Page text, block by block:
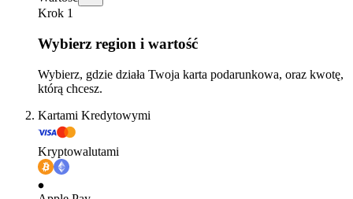
Krok 1
Wybierz region i wartość
Wybierz, gdzie działa Twoja karta podarunkowa, oraz kwotę,
którą chcesz.
Kartami Kredytowymi
Kryptowalutami